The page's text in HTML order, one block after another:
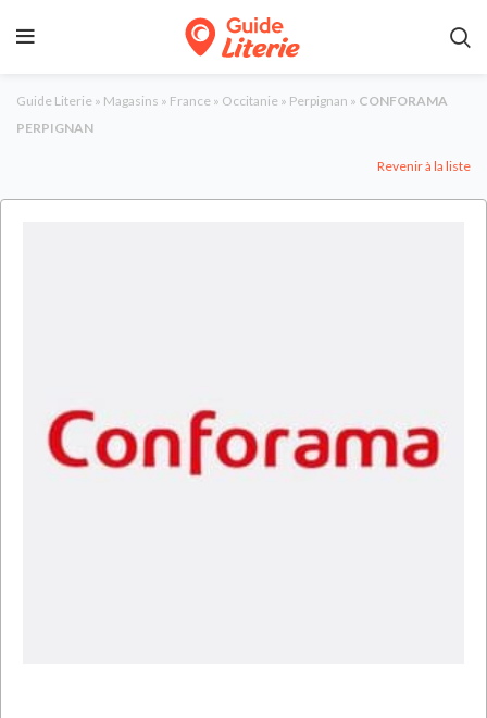
Guide Literie » Magasins » France » Occitanie » Perpignan » CONFORAMA
PERPIGNAN
Revenir à la liste